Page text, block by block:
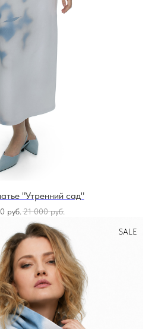
"Утренний сад"
руб. 21 000 руб.
SALE